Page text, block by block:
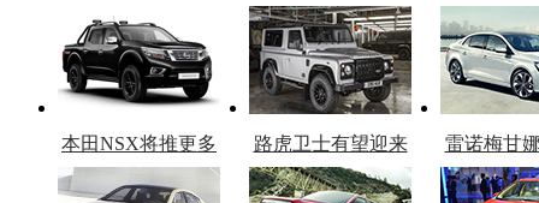
本田NSX将推更多
车型
路虎卫士有望迎来
复产
雷诺梅甘
官